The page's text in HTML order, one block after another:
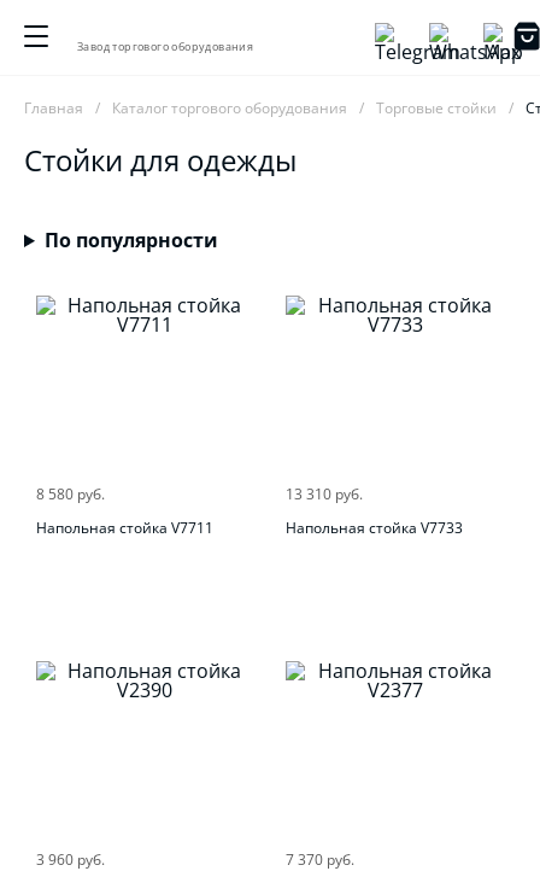
Завод торгового оборудования
Главная Каталог торгового оборудования Торговые стойки
Стойки для одежды
По популярности
8 580 руб.
Напольная стойка V7711
13 310 руб.
Напольная стойка V7733
3 960 руб.
7 370 руб.